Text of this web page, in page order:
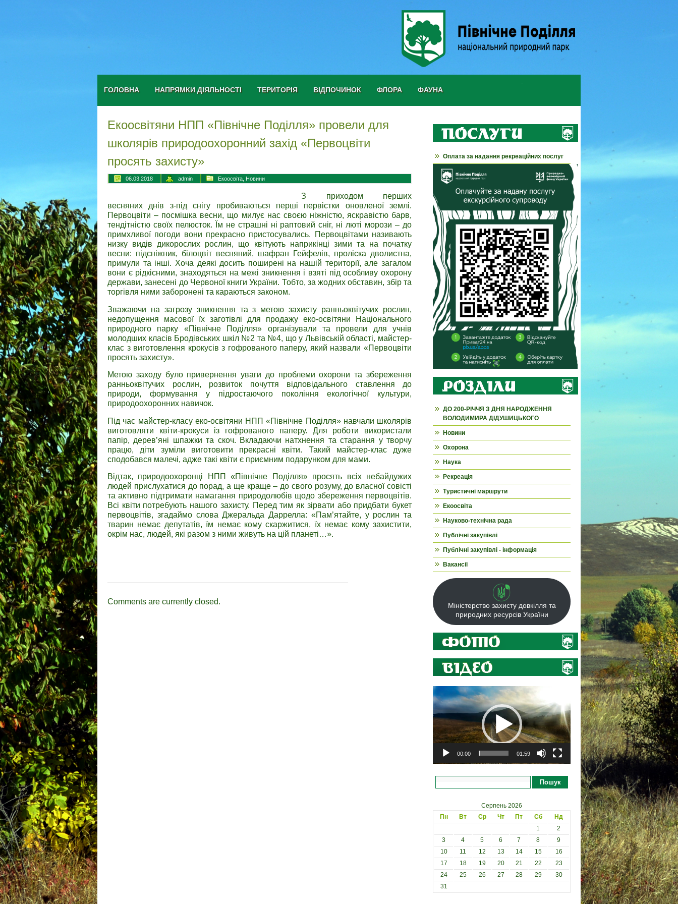
ГОЛОВНА НАПРЯМКИ ДІЯЛЬНОСТІ ТЕРИТОРІЯ ВІДПОЧИНОК ФЛОРА ФАУНА
Екоосвітяни НПП «Північне Поділля» провели для
школярів природоохоронний захід «Первоцвіти
просять захисту»
06.03.2018 admin Екоосвіта Новини
З приходом перших
весняних днів з-під снігу пробиваються перші первістки оновленої землі.
Первоцвіти – посмішка весни, що милує нас своєю ніжністю, яскравістю барв,
тендітністю своїх пелюсток. Їм не страшні ні раптовий сніг, ні люті морози – до
примхливої погоди вони прекрасно пристосувались. Первоцвітами називають
низку видів дикорослих рослин, що квітують наприкінці зими та на початку
весни: підсніжник, білоцвіт весняний, шафран Гейфелів, проліска дволистна,
примули та інші. Хоча деякі досить поширені на нашій території, але загалом
вони є рідкісними, знаходяться на межі зникнення і взяті під особливу охорону
держави, занесені до Червоної книги України. Тобто, за жодних обставин, збір та
торгівля ними заборонені та караються законом.
Зважаючи на загрозу зникнення та з метою захисту ранньоквітучих рослин,
недопущення масової їх заготівлі для продажу еко-освітяни Національного
природного парку «Північне Поділля» організували та провели для учнів
молодших класів Бродівських шкіл №2 та №4, що у Львівській області, майстер-
клас з виготовлення крокусів з гофрованого паперу, який назвали «Первоцвіти
просять захисту».
Метою заходу було привернення уваги до проблеми охорони та збереження
ранньоквітучих рослин, розвиток почуття відповідального ставлення до
природи, формування у підростаючого покоління екологічної культури,
природоохоронних навичок.
Під час майстер-класу еко-освітяни НПП «Північне Поділля» навчали школярів
виготовляти квіти-крокуси із гофрованого паперу. Для роботи використали
папір, дерев’яні шпажки та скоч. Вкладаючи натхнення та старання у творчу
працю, діти зуміли виготовити прекрасні квіти. Такий майстер-клас дуже
сподобався малечі, адже такі квіти є приємним подарунком для мами.
Відтак, природоохоронці НПП «Північне Поділля» просять всіх небайдужих
людей прислухатися до порад, а ще краще – до свого розуму, до власної совісті
та активно підтримати намагання природолюбів щодо збереження первоцвітів.
Всі квіти потребують нашого захисту. Перед тим як зірвати або придбати букет
первоцвітів, згадаймо слова Джеральда Даррелла: «Пам’ятайте, у рослин та
тварин немає депутатів, їм немає кому скаржитися, їх немає кому захистити,
окрім нас, людей, які разом з ними живуть на цій планеті…».
Comments are currently closed.
Оплата за надання рекреаційних послуг
ДО 200-РІЧЧЯ З ДНЯ НАРОДЖЕННЯ
ВОЛОДИМИРА ДІДУШИЦЬКОГО
Новини
Охорона
Наука
Рекреація
Туристичні маршрути
Екоосвіта
Науково-технічна рада
Публічні закупівлі
Публічні закупівлі - інформація
Вакансії
Міністерство захисту довкілля та
природних ресурсів України
Відеопрогравач
00:00 01:59
Пошук
Серпень 2026
Пн
Вт Ср Чт Пт Сб
Нд
1
2
3
4 5 6 7 8
9
10
11 12 13 14 15
16
17
18 19 20 21 22
23
24
25 26 27 28 29
30
31